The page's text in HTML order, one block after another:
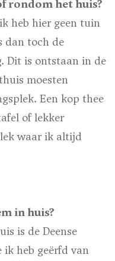
rondom het huis?
heb hier geen tuin
dan toch de
Dit is ontstaan in de
moesten
Een kop thee
of lekker
waar ik altijd
in huis?
is de Deense
heb geërfd van